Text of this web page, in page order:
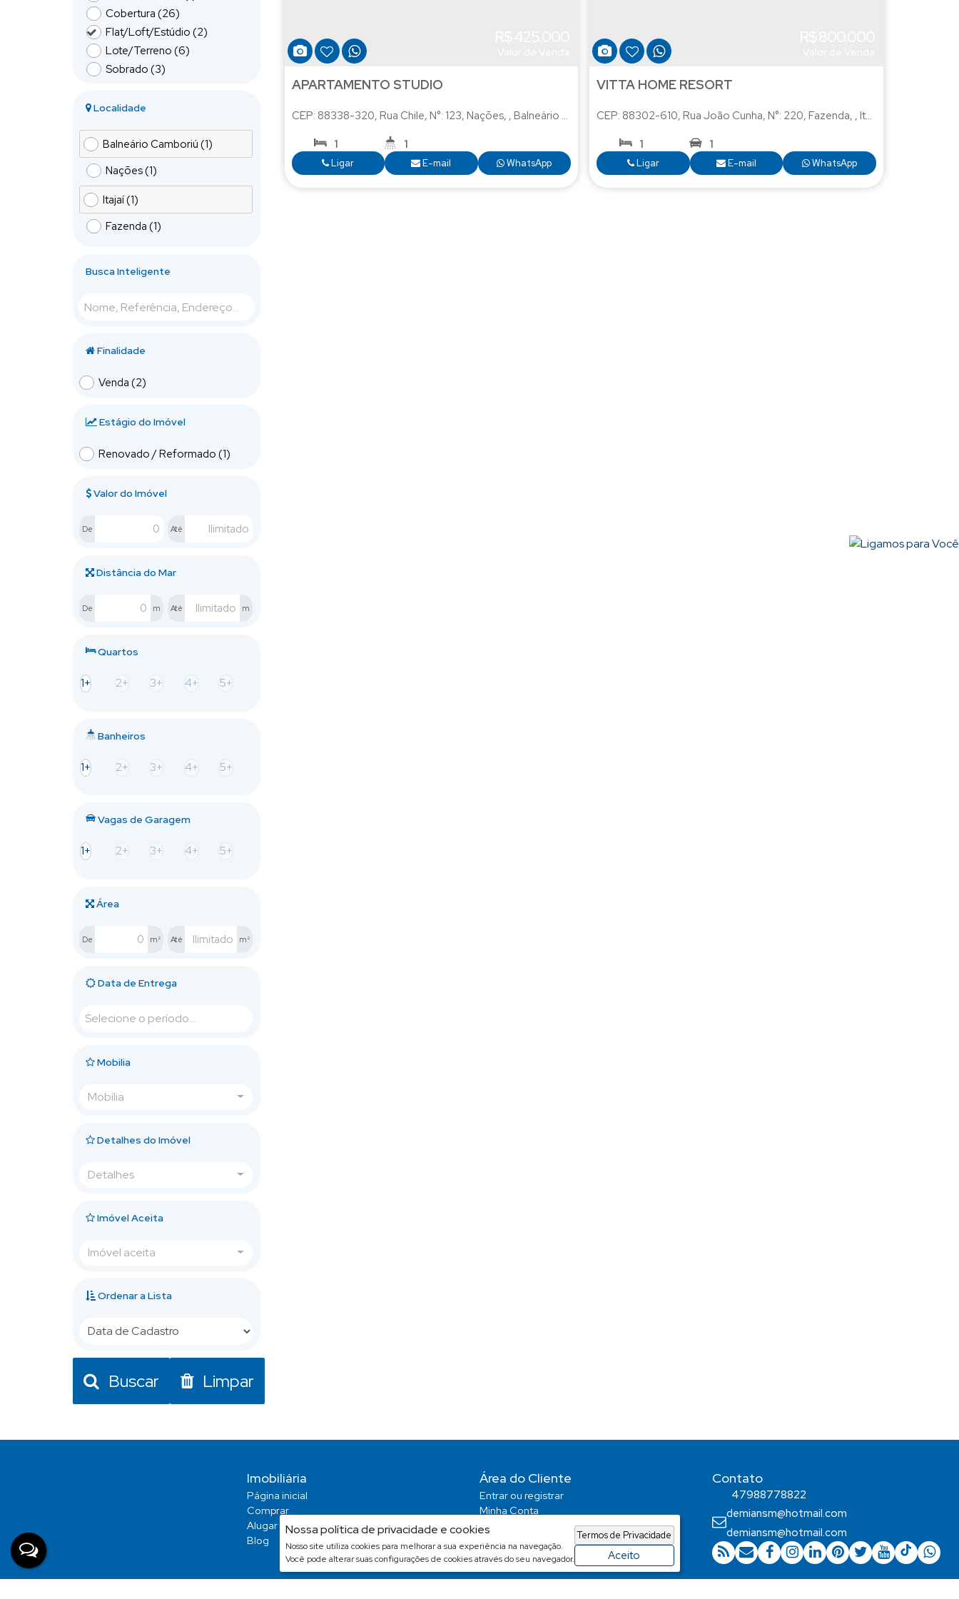
Nossa política de privacidade e cookies
Nosso site utiliza cookies para melhorar a sua experiência na navegação.
Você pode alterar suas configurações de cookies através do seu navegador.
Termos de Privacidade
Aceito
Cobertura (26)
Flat/Loft/Estúdio (2)
Lote/Terreno (6)
Sobrado (3)
Localidade
Balneário Camboriú (1)
Nações (1)
Itajaí (1)
Fazenda (1)
Busca Inteligente
Finalidade
Venda (2)
Estágio do Imóvel
Renovado / Reformado (1)
Valor do Imóvel
De Até
Distância do Mar
De m Até m
Quartos
1+ 2+ 3+ 4+ 5+
Banheiros
1+ 2+ 3+ 4+ 5+
Vagas de Garagem
1+ 2+ 3+ 4+ 5+
Área
De m² Até m²
Data de Entrega
Mobilia
Mobília
Detalhes do Imóvel
Detalhes
Imóvel Aceita
Imóvel aceita
Ordenar a Lista
Buscar Limpar
APARTAMENTO STUDIO
CEP: 88338-320, Rua Chile, N°: 123, Nações , Balneário Camboriú ,Santa Catarina ,Brasil
1 1
Ligar E-mail WhatsApp
VITTA HOME RESORT
CEP: 88302-610, Rua João Cunha, N°: 220, Fazenda , Itajaí
1 1
Ligar E-mail WhatsApp
Imobiliária
Página inicial
Comprar
Alugar
Blog
Área do Cliente
Entrar ou registrar
Minha Conta
Favoritos
Contato
47988778822
demiansm@hotmail.com
demiansm@hotmail.com